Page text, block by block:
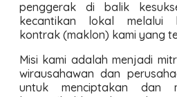
penggerak di balik
kecantikan lokal melalui
kontrak (maklon) kami yang
Misi kami adalah menjadi
wirausahawan dan
untuk menciptakan dan